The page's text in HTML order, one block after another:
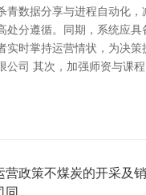
青数据分享与进程自动化，
处分遵循。同期，系统应具
实时掌持运营情状，为决策
公司 其次，加强师资与课程
营政策不煤炭的开采及
同